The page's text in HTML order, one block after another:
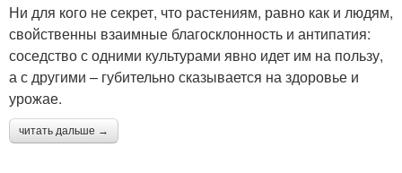
Ни для кого не секрет, что растениям, равно как и людям,
свойственны взаимные благосклонность и антипатия:
соседство с одними культурами явно идет им на пользу,
а с другими – губительно сказывается на здоровье и
урожае.
читать дальше →